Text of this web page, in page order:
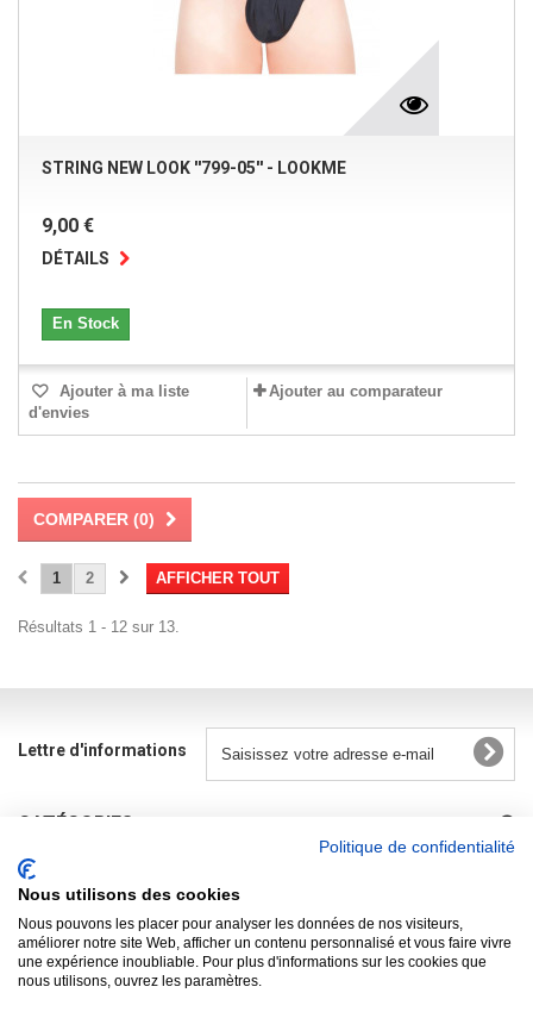
STRING NEW LOOK ''799-05'' - LOOKME
9,00 €
DÉTAILS
En Stock
Ajouter à ma liste
d'envies
Ajouter au comparateur
COMPARER (0)
AFFICHER TOUT
1 2
Résultats 1 - 12 sur 13.
Lettre d'informations
CATÉGORIES
INFORMATIONS
R.G.P.D.
MON COMPTE
Politique de confidentialité
Nous utilisons des cookies
Nous pouvons les placer pour analyser les données de nos visiteurs,
améliorer notre site Web, afficher un contenu personnalisé et vous faire vivre
une expérience inoubliable. Pour plus d'informations sur les cookies que
nous utilisons, ouvrez les paramètres.